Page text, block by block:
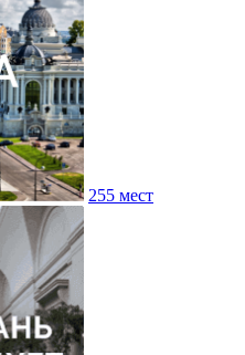
255 мест